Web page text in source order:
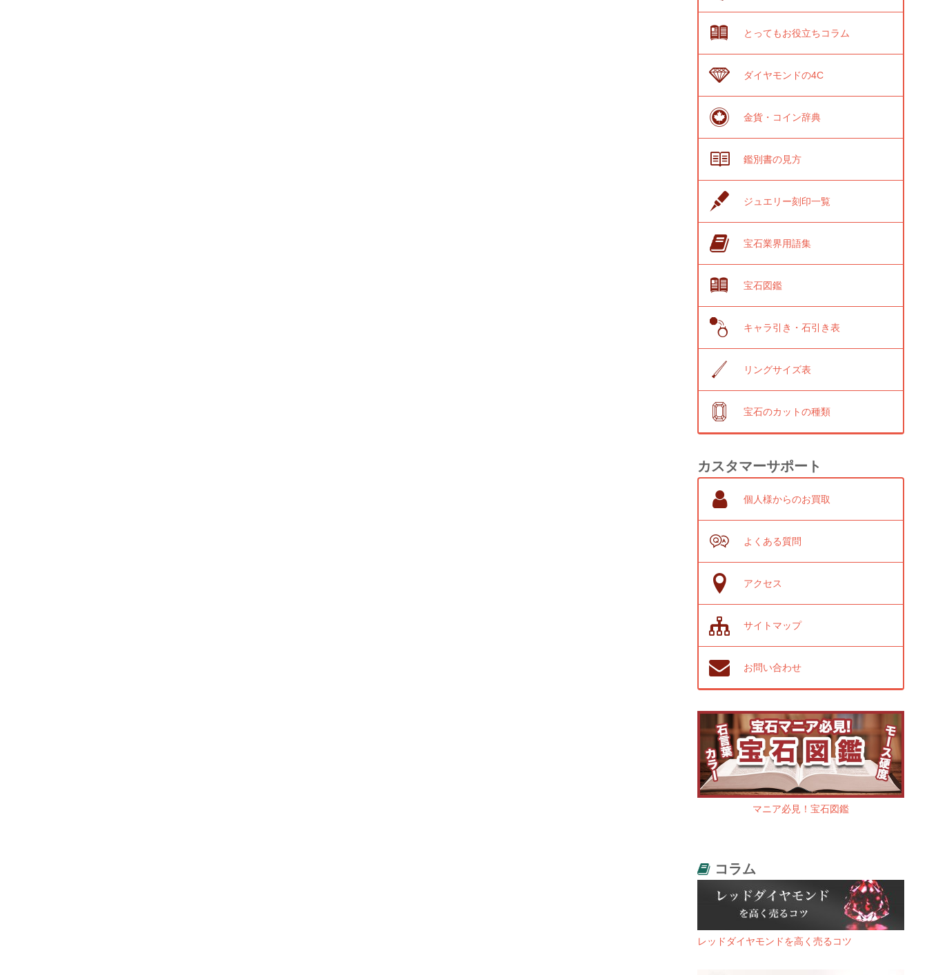
とってもお役立ちコラム
ダイヤモンドの4C
金貨・コイン辞典
鑑別書の見方
ジュエリー刻印一覧
宝石業界用語集
宝石図鑑
キャラ引き・石引き表
リングサイズ表
宝石のカットの種類
カスタマーサポート
個人様からのお買取
よくある質問
アクセス
サイトマップ
お問い合わせ
マニア必見！宝石図鑑
コラム
レッドダイヤモンドを高く売るコツ